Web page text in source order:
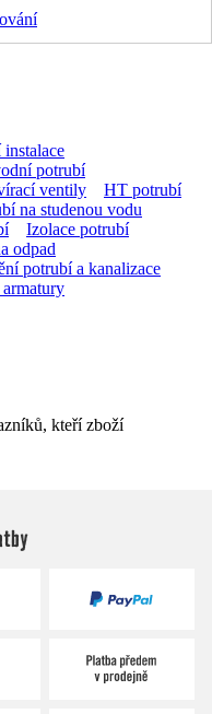
instalace
potrubí
ventily
HT potrubí
na studenou vodu
Izolace potrubí
odpad
potrubí a kanalizace
kteří zboží